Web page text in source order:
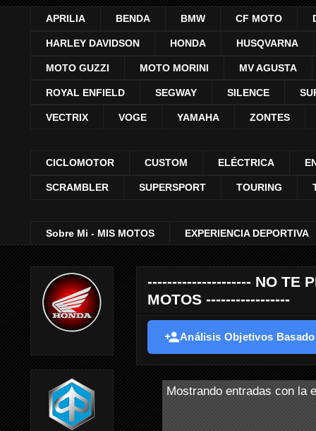
APRILIA BENDA BMW CF MOTO
HARLEY DAVIDSON HONDA HUSQVARNA
MOTO GUZZI MOTO MORINI MV AGUSTA
ROYAL ENFIELD SEGWAY SILENCE
VECTRIX VOGE YAMAHA ZONTES
CICLOMOTOR CUSTOM ELÉCTRICA
SCRAMBLER SUPERSPORT TOURING
Sobre Mi - MIS MOTOS EXPERIENCIA DEPORTIVA
--------------------- NO TE
MOTOS -----------------
Análisis Objetivos
Mostrando entradas con la